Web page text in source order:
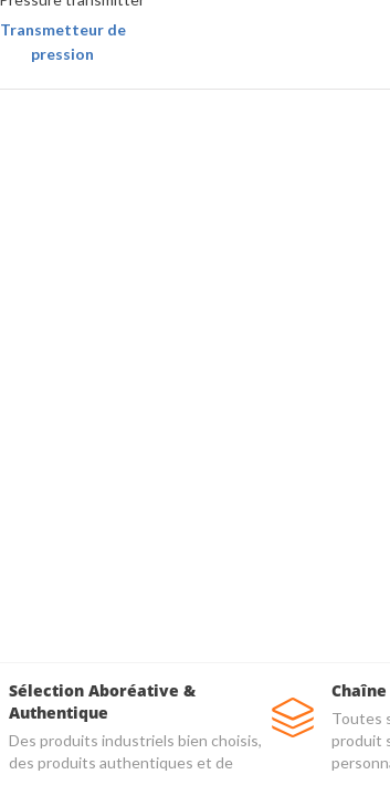
Transmetteur de
pression
Sélection Aboréative &
Authentique
Des produits industriels bien choisis,
des produits authentiques et de
Toutes
produit